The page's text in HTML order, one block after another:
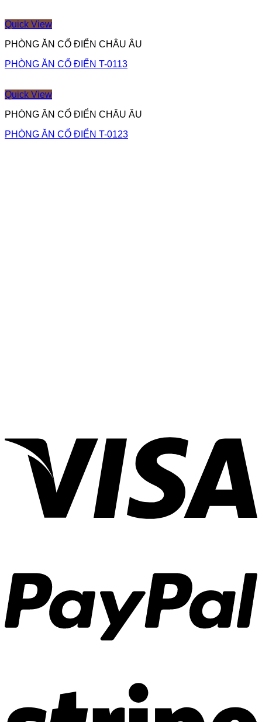
Quick View
PHÒNG ĂN CỔ ĐIỂN CHÂU ÂU
PHÒNG ĂN CỔ ĐIỂN T-0113
Quick View
PHÒNG ĂN CỔ ĐIỂN CHÂU ÂU
PHÒNG ĂN CỔ ĐIỂN T-0123